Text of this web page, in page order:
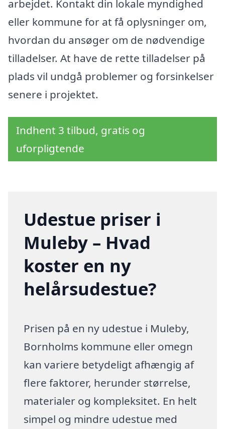
arbejdet. Kontakt din lokale myndighed
eller kommune for at få oplysninger om,
hvordan du ansøger om de nødvendige
tilladelser. At have de rette tilladelser på
plads vil undgå problemer og forsinkelser
senere i projektet.
Indhent 3 tilbud, gratis og
uforpligtende
Udestue priser i
Muleby – Hvad
koster en ny
helårsudestue?
Prisen på en ny udestue i Muleby,
Bornholms kommune eller omegn
kan variere betydeligt afhængig af
flere faktorer, herunder størrelse,
materialer og kompleksitet. En helt
simpel og mindre udestue med